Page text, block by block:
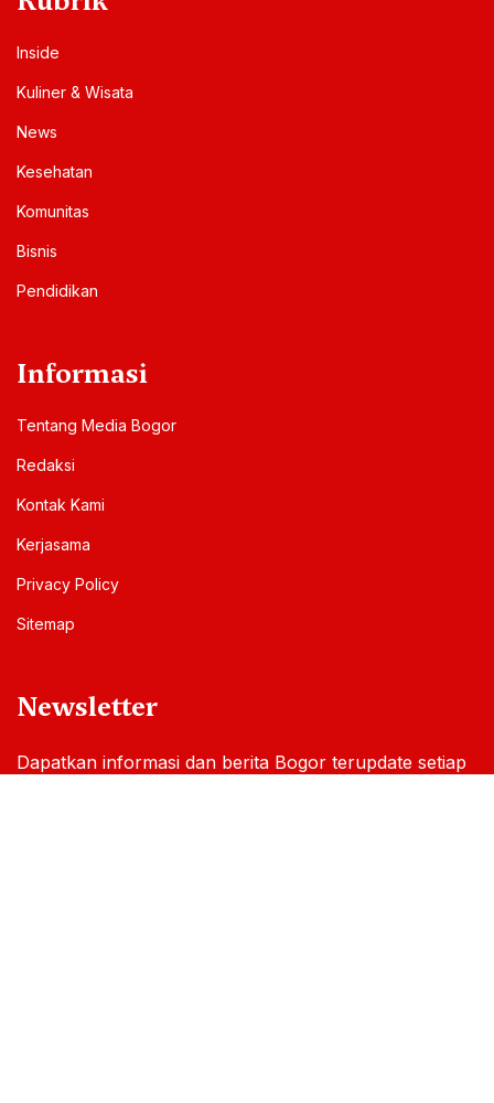
Inside
Kuliner & Wisata
News
Kesehatan
Komunitas
Bisnis
Pendidikan
Informasi
Tentang Media Bogor
Redaksi
Kontak Kami
Kerjasama
Privacy Policy
Sitemap
Newsletter
Dapatkan informasi dan berita Bogor terupdate setiap